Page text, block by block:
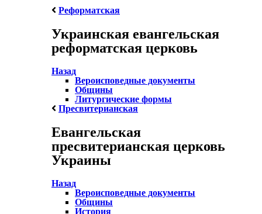
Реформатская
Украинская евангельская
реформатская церковь
Назад
Вероисповедные документы
Общины
Литургические формы
Пресвитерианская
Евангельская
пресвитерианская церковь
Украины
Назад
Вероисповедные документы
Общины
История